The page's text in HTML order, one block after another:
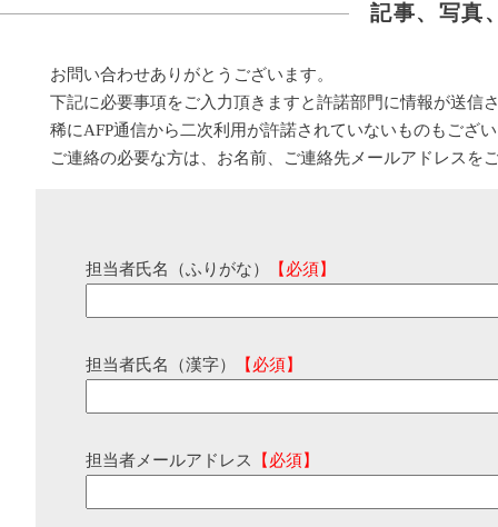
記事、写真
お問い合わせありがとうございます。
下記に必要事項をご入力頂きますと許諾部門に情報が送信
稀にAFP通信から二次利用が許諾されていないものもござ
ご連絡の必要な方は、お名前、ご連絡先メールアドレスを
担当者氏名（ふりがな） 【必須】
担当者氏名（漢字） 【必須】
担当者メールアドレス 【必須】